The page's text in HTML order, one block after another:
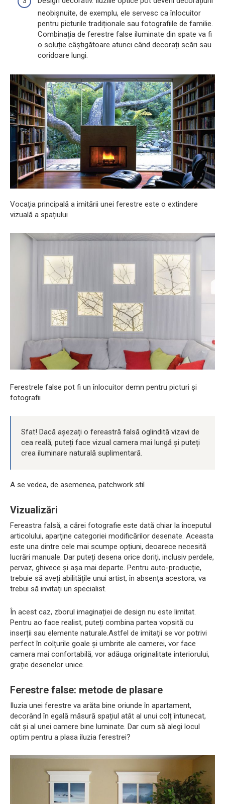
neobișnuite, de exemplu, ele servesc ca înlocuitor
pentru picturile tradiționale sau fotografiile de familie.
Combinația de ferestre false iluminate din spate va fi
o soluție câștigătoare atunci când decorați scări sau
coridoare lungi.
Vocația principală a imitării unei ferestre este o extindere
vizuală a spațiului
Ferestrele false pot fi un înlocuitor demn pentru picturi și
fotografii
Sfat! Dacă așezați o fereastră falsă oglindită vizavi de
cea reală, puteți face vizual camera mai lungă și puteți
crea iluminare naturală suplimentară.
A se vedea, de asemenea, patchwork stil
Vizualizări
Fereastra falsă, a cărei fotografie este dată chiar la începutul
articolului, aparține categoriei modificărilor desenate. Aceasta
este una dintre cele mai scumpe opțiuni, deoarece necesită
lucrări manuale. Dar puteți desena orice doriți, inclusiv perdele,
pervaz, ghivece și așa mai departe. Pentru auto-producție,
trebuie să aveți abilitățile unui artist, în absența acestora, va
trebui să invitați un specialist.
În acest caz, zborul imaginației de design nu este limitat.
Pentru ao face realist, puteți combina partea vopsită cu
inserții sau elemente naturale.Astfel de imitații se vor potrivi
perfect în colțurile goale și umbrite ale camerei, vor face
camera mai confortabilă, vor adăuga originalitate interiorului,
grație desenelor unice.
Ferestre false: metode de plasare
Iluzia unei ferestre va arăta bine oriunde în apartament,
decorând în egală măsură spațiul atât al unui colț întunecat,
cât și al unei camere bine luminate. Dar cum să alegi locul
optim pentru a plasa iluzia ferestrei?